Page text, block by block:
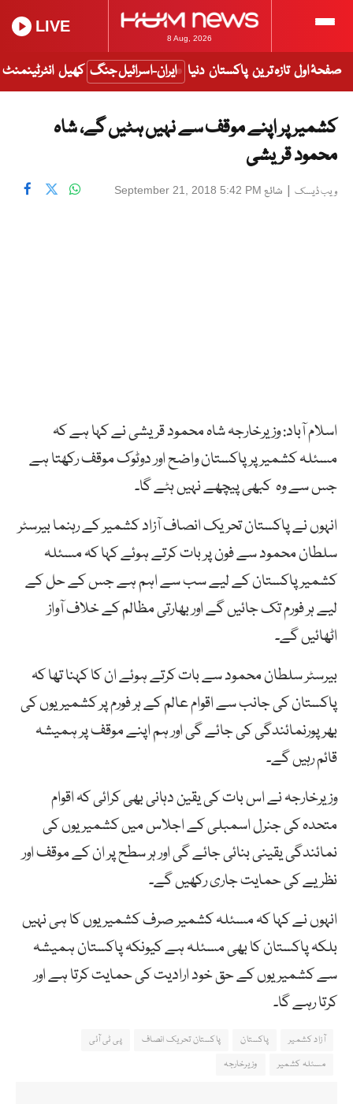
8 Aug, 2026
LIVE
صفحۂ اول تازہ ترین پاکستان دنیا ایران-اسرائیل جنگ کھیل انٹرٹینمنٹ
کشمیر پر اپنے موقف سے نہیں ہٹیں گے، شاہ
محمود قریشی
ویب ڈیسک | شائع September 21, 2018 5:42 PM
اسلام آباد: وزیرخارجہ شاہ محمود قریشی نے کہا ہے کہ
مسئلہ کشمیر پر پاکستان واضح اور دوٹوک موقف رکھتا ہے
جس سے وہ کبھی پیچھے نہیں ہٹے گا۔
انہوں نے پاکستان تحریک انصاف آزاد کشمیر کے رہنما بیرسٹر
سلطان محمود سے فون پر بات کرتے ہوئے کہا کہ مسئلہ
کشمیر پاکستان کے لیے سب سے اہم ہے جس کے حل کے
لیے ہر فورم تک جائیں گے اور بھارتی مظالم کے خلاف آواز
اٹھائیں گے۔
بیرسٹر سلطان محمود سے بات کرتے ہوئے ان کا کہنا تھا کہ
پاکستان کی جانب سے اقوام عالم کے ہر فورم پر کشمیریوں کی
بھرپورنمائندگی کی جائے گی اور ہم اپنے موقف پر ہمیشہ
قائم رہیں گے۔
وزیرخارجہ نے اس بات کی یقین دہانی بھی کرائی کہ اقوام
متحدہ کی جنرل اسمبلی کے اجلاس میں کشمیریوں کی
نمائندگی یقینی بنائی جائے گی اور ہر سطح پر ان کے موقف اور
نظریے کی حمایت جاری رکھیں گے۔
انہوں نے کہا کہ مسئلہ کشمیر صرف کشمیریوں کا ہی نہیں
بلکہ پاکستان کا بھی مسئلہ ہے کیونکہ پاکستان ہمیشہ
سے کشمیریوں کے حق خود ارادیت کی حمایت کرتا ہے اور
کرتا رہے گا۔
آزاد کشمیر پاکستان پاکستان تحریک انصاف
پی ٹی آئی
مسئلہ کشمیر
وزیرخارجہ